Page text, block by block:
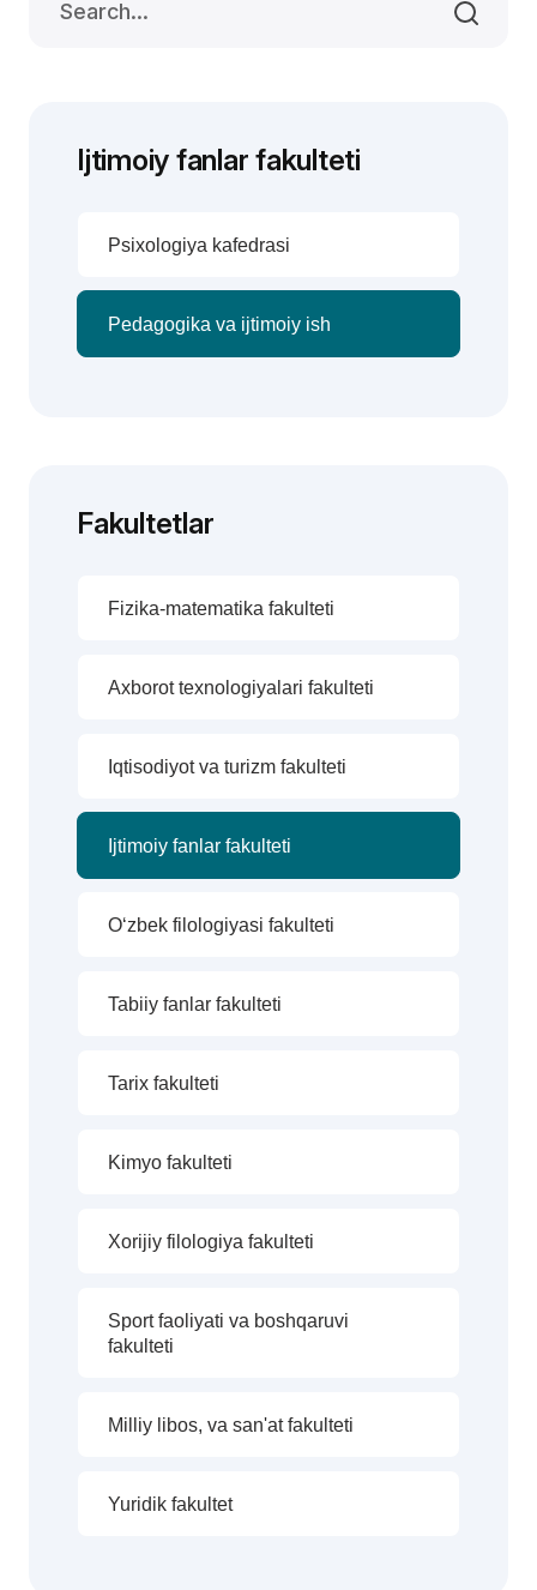
Ijtimoiy fanlar fakulteti
Psixologiya kafedrasi
Pedagogika va ijtimoiy ish
Fakultetlar
Fizika-matematika fakulteti
Axborot texnologiyalari fakulteti
Iqtisodiyot va turizm fakulteti
Ijtimoiy fanlar fakulteti
O‘zbek filologiyasi fakulteti
Tabiiy fanlar fakulteti
Tarix fakulteti
Kimyo fakulteti
Xorijiy filologiya fakulteti
Sport faoliyati va boshqaruvi
fakulteti
Milliy libos, va san'at fakulteti
Yuridik fakultet